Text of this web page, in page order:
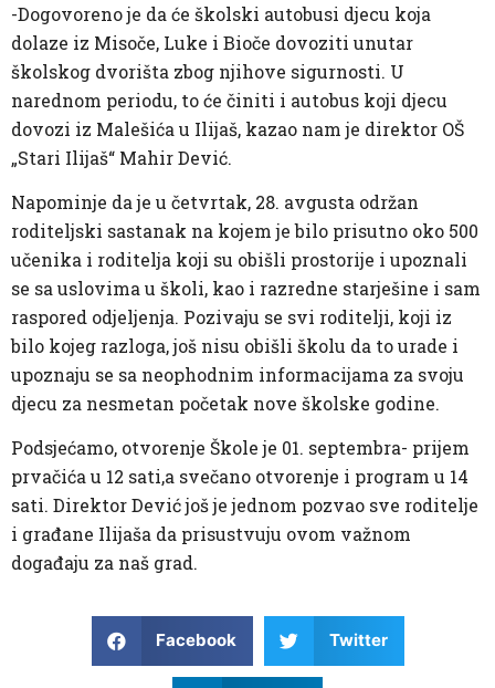
-Dogovoreno je da će školski autobusi djecu koja
dolaze iz Misoče, Luke i Bioče dovoziti unutar
školskog dvorišta zbog njihove sigurnosti. U
narednom periodu, to će činiti i autobus koji djecu
dovozi iz Malešića u Ilijaš, kazao nam je direktor OŠ
„Stari Ilijaš“ Mahir Dević.
Napominje da je u četvrtak, 28. avgusta održan
roditeljski sastanak na kojem je bilo prisutno oko 500
učenika i roditelja koji su obišli prostorije i upoznali
se sa uslovima u školi, kao i razredne starješine i sam
raspored odjeljenja. Pozivaju se svi roditelji, koji iz
bilo kojeg razloga, još nisu obišli školu da to urade i
upoznaju se sa neophodnim informacijama za svoju
djecu za nesmetan početak nove školske godine.
Podsjećamo, otvorenje Škole je 01. septembra- prijem
prvačića u 12 sati,a svečano otvorenje i program u 14
sati. Direktor Dević još je jednom pozvao sve roditelje
i građane Ilijaša da prisustvuju ovom važnom
događaju za naš grad.
Facebook Twitter